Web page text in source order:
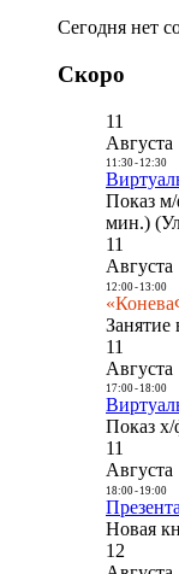
Сегодня нет
Скоро
11
Августа
11:30- 12:30
Показ
мин.)
11
Августа
12:00- 13:00
Занятие
11
Августа
17:00- 18:00
Показ
11
Августа
18:00- 19:00
Новая
12